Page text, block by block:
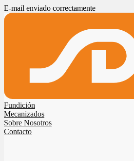
E-mail enviado correctamente
Fundición
Mecanizados
Sobre Nosotros
Contacto